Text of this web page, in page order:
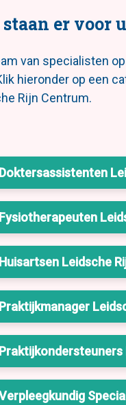
er voor
van specialisten
hieronder op een
Rijn Centrum.
Doktersassistenten
Fysiotherapeuten
Huisartsen Leidsche
Praktijkmanager
Praktijkondersteuners